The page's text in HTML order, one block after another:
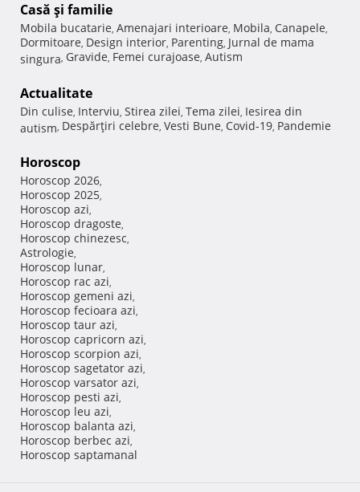
Casă şi familie
Mobila bucatarie, Amenajari interioare, Mobila, Canapele,
Dormitoare, Design interior, Parenting, Jurnal de mama
singura, Gravide, Femei curajoase, Autism
Actualitate
Din culise, Interviu, Stirea zilei, Tema zilei, Iesirea din
autism, Despărţiri celebre, Vesti Bune, Covid-19, Pandemie
Horoscop
Horoscop 2026,
Horoscop 2025,
Horoscop azi,
Horoscop dragoste,
Horoscop chinezesc,
Astrologie,
Horoscop lunar,
Horoscop rac azi,
Horoscop gemeni azi,
Horoscop fecioara azi,
Horoscop taur azi,
Horoscop capricorn azi,
Horoscop scorpion azi,
Horoscop sagetator azi,
Horoscop varsator azi,
Horoscop pesti azi,
Horoscop leu azi,
Horoscop balanta azi,
Horoscop berbec azi,
Horoscop saptamanal